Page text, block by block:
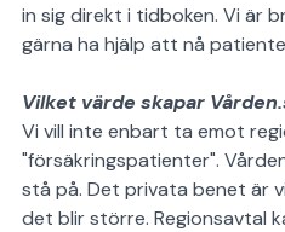
in sig direkt i tidboken. Vi är
gärna ha hjälp att nå
Vilket värde skapar
Vi vill inte enbart ta emot
"försäkringspatienter".
stå på. Det privata benet är
det blir större. Regionsavtal